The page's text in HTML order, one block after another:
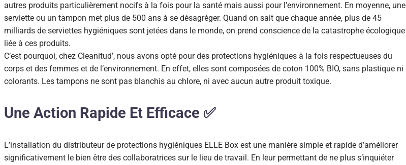
autres produits particulièrement nocifs à la fois pour la santé mais aussi pour l’environnement. En moyenne, une
serviette ou un tampon met plus de 500 ans à se désagréger. Quand on sait que chaque année, plus de 45
milliards de serviettes hygiéniques sont jetées dans le monde, on prend conscience de la catastrophe écologique
liée à ces produits.
C’est pourquoi, chez Cleanitud’, nous avons opté pour des protections hygiéniques à la fois respectueuses du
corps et des femmes et de l’environnement. En effet, elles sont composées de coton 100% BIO, sans plastique ni
colorants. Les tampons ne sont pas blanchis au chlore, ni avec aucun autre produit toxique.
Une Action Rapide Et Efficace ✅
L’installation du distributeur de protections hygiéniques ELLE Box est une manière simple et rapide d’améliorer
significativement le bien être des collaboratrices sur le lieu de travail. En leur permettant de ne plus s’inquiéter